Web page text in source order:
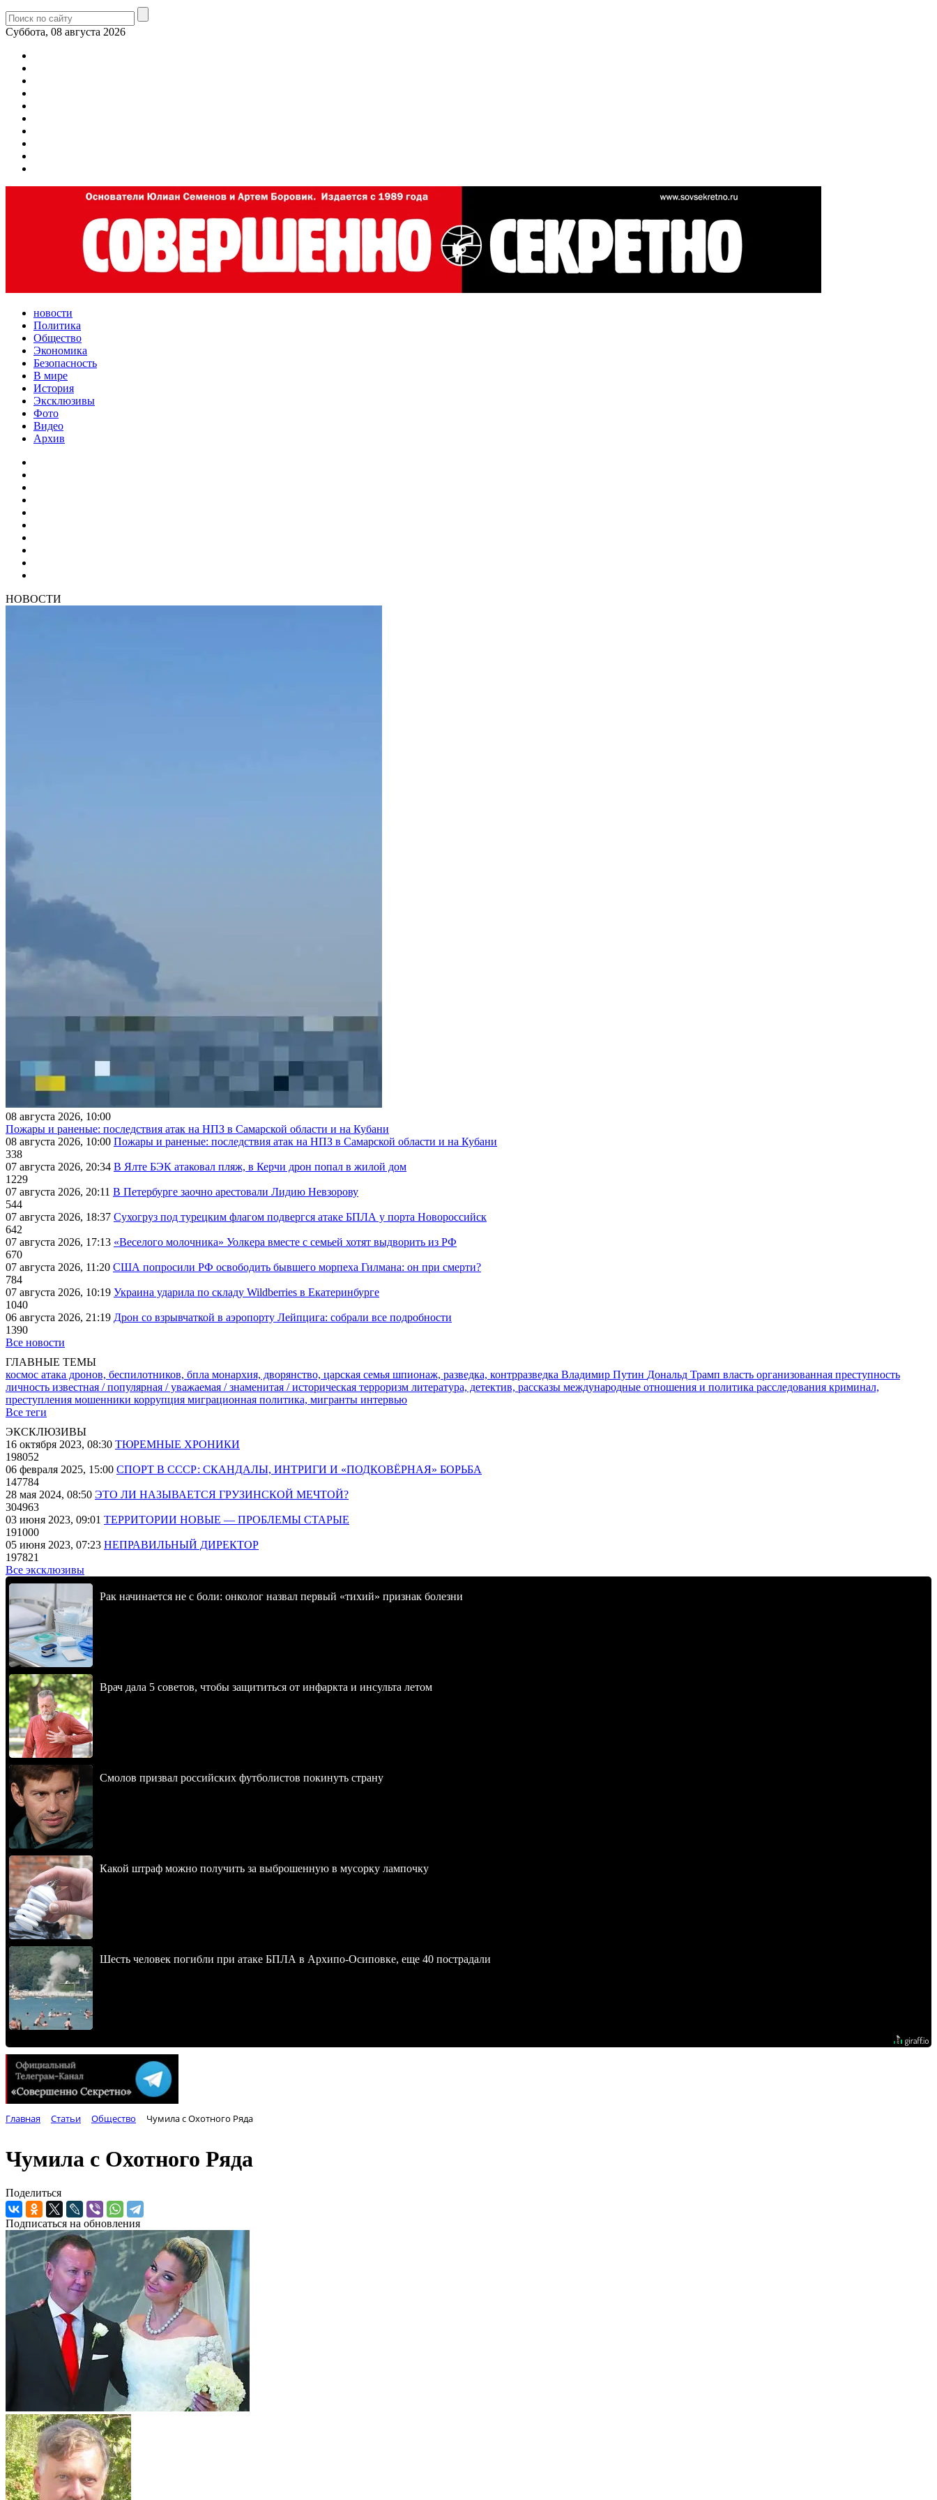
Суббота, 08 августа 2026
новости
Политика
Общество
Экономика
Безопасность
В мире
История
Эксклюзивы
Фото
Видео
Архив
НОВОСТИ
08 августа 2026, 10:00
Пожары и раненые: последствия атак на НПЗ в Самарской области и на Кубани
08 августа 2026, 10:00 Пожары и раненые: последствия атак на НПЗ в Самарской области и на Кубани
338
07 августа 2026, 20:34 В Ялте БЭК атаковал пляж, в Керчи дрон попал в жилой дом
1229
07 августа 2026, 20:11 В Петербурге заочно арестовали Лидию Невзорову
544
07 августа 2026, 18:37 Сухогруз под турецким флагом подвергся атаке БПЛА у порта Новороссийск
642
07 августа 2026, 17:13 «Веселого молочника» Уолкера вместе с семьей хотят выдворить из РФ
670
07 августа 2026, 11:20 США попросили РФ освободить бывшего морпеха Гилмана: он при смерти?
784
07 августа 2026, 10:19 Украина ударила по складу Wildberries в Екатеринбурге
1040
06 августа 2026, 21:19 Дрон со взрывчаткой в аэропорту Лейпцига: собрали все подробности
1390
Все новости
ГЛАВНЫЕ ТЕМЫ
космос атака дронов, беспилотников, бпла монархия, дворянство, царская семья шпионаж, разведка, контрразведка Владимир Путин Дональд Трамп власть организованная преступность
личность известная / популярная / уважаемая / знаменитая / историческая терроризм литература, детектив, рассказы международные отношения и политика расследования криминал,
преступления мошенники коррупция миграционная политика, мигранты интервью
Все теги
ЭКСКЛЮЗИВЫ
16 октября 2023, 08:30 ТЮРЕМНЫЕ ХРОНИКИ
198052
06 февраля 2025, 15:00 СПОРТ В СССР: СКАНДАЛЫ, ИНТРИГИ И «ПОДКОВЁРНАЯ» БОРЬБА
147784
28 мая 2024, 08:50 ЭТО ЛИ НАЗЫВАЕТСЯ ГРУЗИНСКОЙ МЕЧТОЙ?
304963
03 июня 2023, 09:01 ТЕРРИТОРИИ НОВЫЕ — ПРОБЛЕМЫ СТАРЫЕ
191000
05 июня 2023, 07:23 НЕПРАВИЛЬНЫЙ ДИРЕКТОР
197821
Все эксклюзивы
Рак начинается не с боли: онколог назвал первый «тихий» признак болезни
Врач дала 5 советов, чтобы защититься от инфаркта и инсульта летом
Смолов призвал российских футболистов покинуть страну
Какой штраф можно получить за выброшенную в мусорку лампочку
Шесть человек погибли при атаке БПЛА в Архипо-Осиповке, еще 40 пострадали
Главная Статьи Общество Чумила с Охотного Ряда
Чумила с Охотного Ряда
Поделиться
Подписаться на обновления